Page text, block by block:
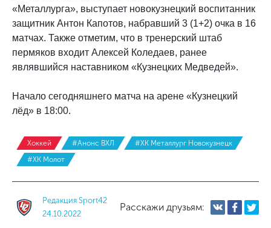
«Металлурга», выступает новокузнецкий воспитанник
защитник Антон Капотов, набравший 3 (1+2) очка в 16
матчах. Также отметим, что в тренерский штаб
пермяков входит Алексей Коледаев, ранее
являвшийся наставником «Кузнецких Медведей».
Начало сегодняшнего матча на арене «Кузнецкий
лёд» в 18:00.
Хоккей #Анонс ВХЛ
#ХК Металлург Новокузнецк
#ХК Молот
Редакция Sport42
24.10.2022
Расскажи друзьям: